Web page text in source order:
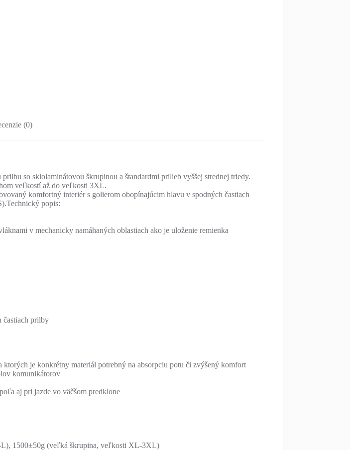
(0)
so sklolaminátovou škrupinou a štandardmi prilieb vyššej strednej triedy.
veľkostí až do veľkosti 3XL.
komfortný interiér s golierom obopínajúcim hlavu v spodných častiach
popis:
v mechanicky namáhaných oblastiach ako je uloženie remienka
častiach prilby
je konkrétny materiál potrebný na absorpciu potu či zvýšený komfort
komunikátorov
aj pri jazde vo väčšom predklone
L), 1500±50g (veľká škrupina, veľkosti XL-3XL)